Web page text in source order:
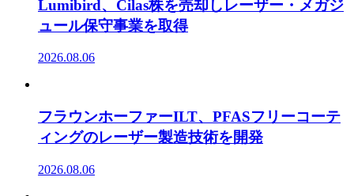
Lumibird、Cilas株を売却しレーザー・メガジ
ュール保守事業を取得
2026.08.06
フラウンホーファーILT、PFASフリーコーテ
ィングのレーザー製造技術を開発
2026.08.06